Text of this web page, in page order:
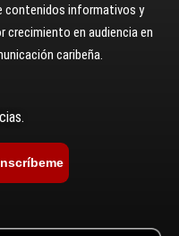
contenidos informativos y
crecimiento en audiencia en
caribeña.